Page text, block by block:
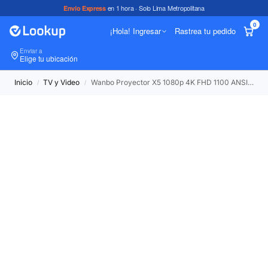
Envío Expressen 1 hora · Solo Lima Metropolitana
¡Hola! Ingresar Rastrea tu pedido
0
Enviar a
Elige tu ubicación
Inicio / TV y Video / Wanbo Proyector X5 1080p 4K FHD 1100 ANSI Wifi 6 Android